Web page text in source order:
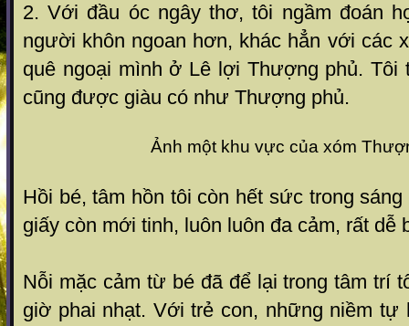
2. Với đầu óc ngây thơ, tôi ngầm đoán
người khôn ngoan hơn, khác hẳn với các
quê ngoại mình ở Lê lợi Thượng phủ. Tôi
cũng được giàu có như Thượng phủ.
Ảnh một khu vực của xóm
Hồi bé, tâm hồn tôi còn hết sức trong
giấy còn mới tinh, luôn luôn đa cảm, rất dễ
Nỗi mặc cảm từ bé đã để lại trong tâm trí
giờ phai nhạt. Với trẻ con, những niềm tự